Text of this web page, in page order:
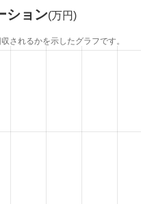
ション(万円)
されるかを示したグラフです。